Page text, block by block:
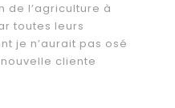
de l’agriculture à
toutes leurs
je n’aurait pas osé
cliente